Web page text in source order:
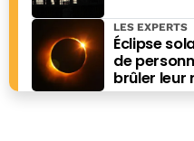
Éclipse
de
brûler leur
faire
LES EXPERTS